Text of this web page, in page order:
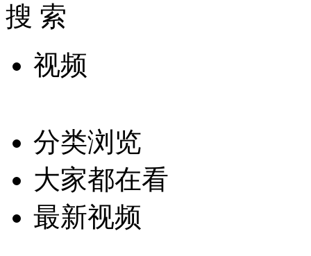
搜 索
视频
分类浏览
大家都在看
最新视频